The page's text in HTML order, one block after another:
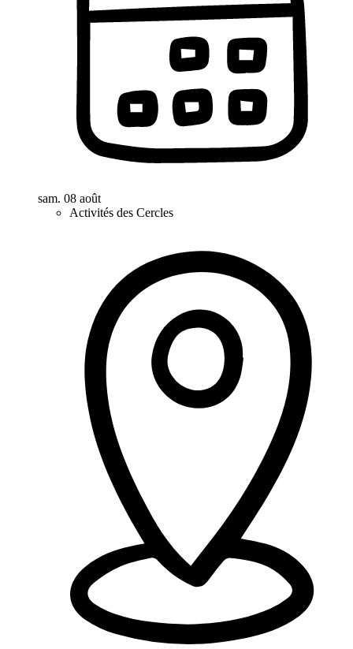
sam. 08 août
Activités des Cercles